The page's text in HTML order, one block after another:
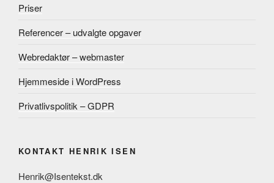
Priser
Referencer – udvalgte opgaver
Webredaktør – webmaster
Hjemmeside i WordPress
Privatlivspolitik – GDPR
KONTAKT HENRIK ISEN
Henrik@Isentekst.dk